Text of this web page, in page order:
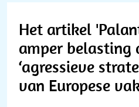
Het artikel
amper belasting
‘agressieve
van Europese